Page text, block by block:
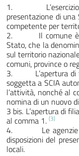
1. L’esercizio
presentazione di
competente per
2. Il comune è
Stato, che la
sul territorio
comuni, province o
3. L’apertura di
soggetta a SCIA
l’attività, nonché al
nomina di un nuovo
3 bis. L’apertura di
al comma 1. (3)
4. Le agenzie di
disposizioni del
locali.